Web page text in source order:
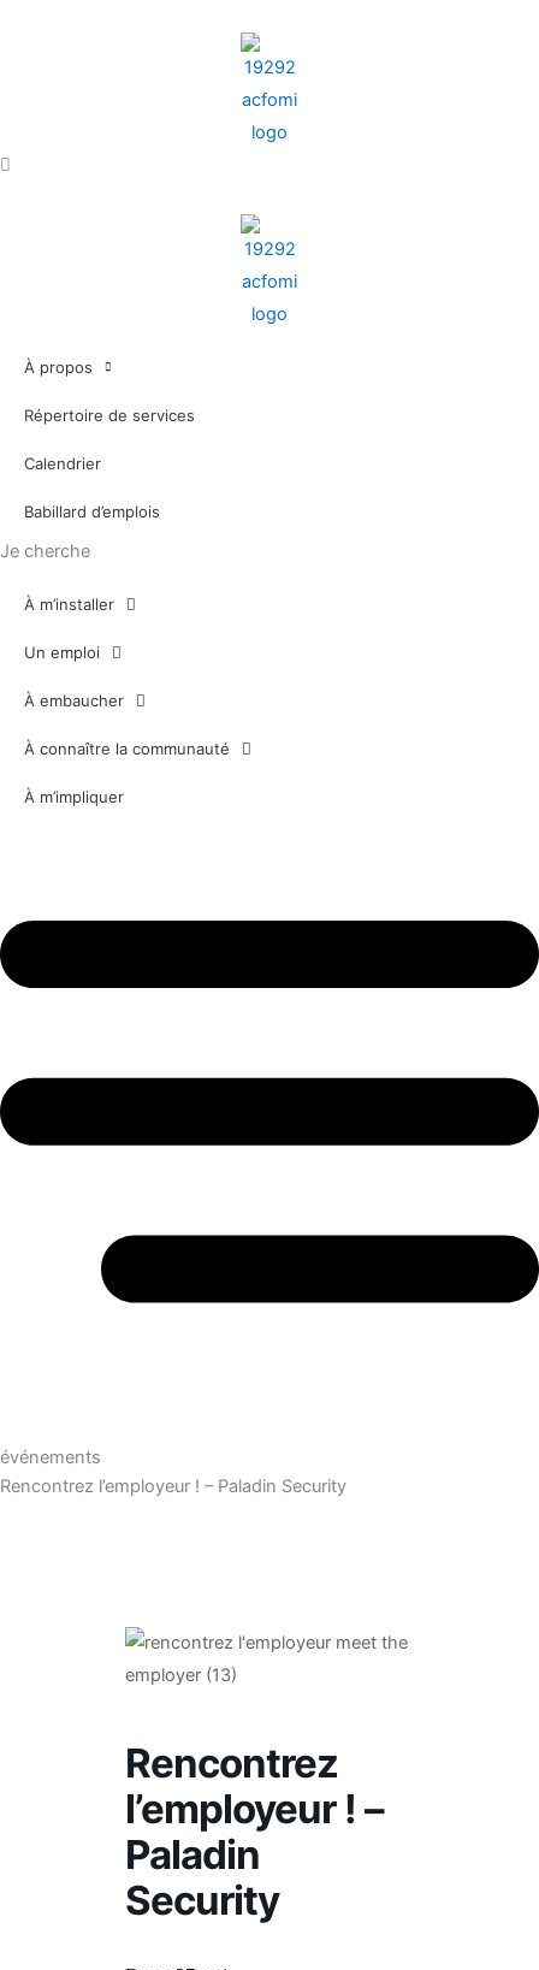
À propos
Répertoire de services
Calendrier
Babillard d’emplois
Je cherche
À m’installer
Un emploi
À embaucher
À connaître la communauté
À m’impliquer
événements
Rencontrez l’employeur ! – Paladin Security
Rencontrez
l’employeur ! –
Paladin
Security